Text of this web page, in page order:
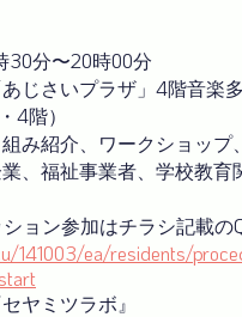
30分〜20時00分
じさいプラザ」4階音楽
4階）
み紹介、ワークショップ
、福祉事業者、学校教
ョン参加はチラシ記載
141003/ea/residents/
ヤミツラボ』